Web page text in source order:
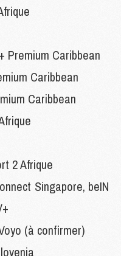
Premium Caribbean
Caribbean
Caribbean
2 Afrique
Singapore, beIN
(à confirmer)